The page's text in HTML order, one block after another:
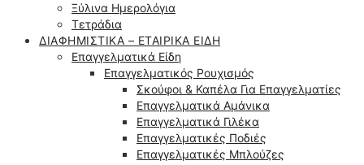
Ξύλινα Ημερολόγια
Τετράδια
ΔΙΑΦΗΜΙΣΤΙΚΆ – ΕΤΑΙΡΙΚΆ ΕΊΔΗ
Επαγγελματικά Είδη
Επαγγελματικός Ρουχισμός
Σκούφοι & Καπέλα Για Επαγγελματίες
Επαγγελματικά Αμάνικα
Επαγγελματικά Γιλέκα
Επαγγελματικές Ποδιές
Επαγγελματικές Μπλούζες